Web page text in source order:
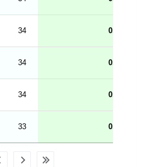
34 0.65
34 0.65
34 0.62
33 0.61